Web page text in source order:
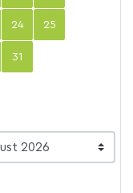
24 25
31